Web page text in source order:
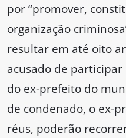
por “promover,
organização
resultar em até oito
acusado de
do ex-prefeito do
de condenado, o ex-
réus, poderão